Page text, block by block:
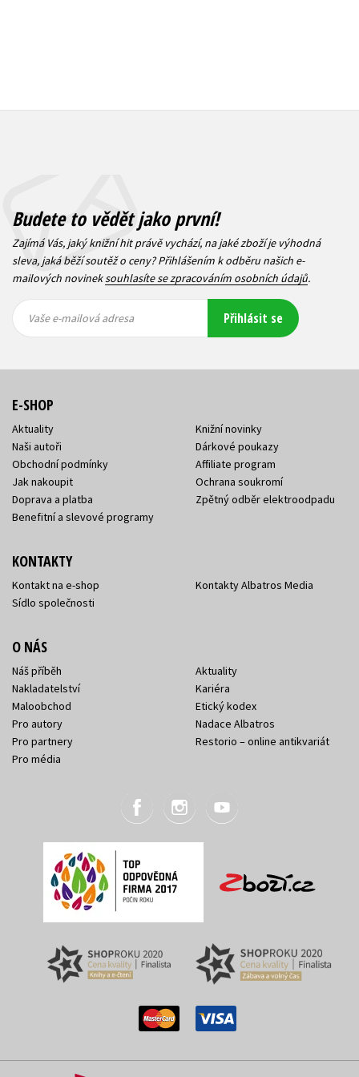
Budete to vědět jako první!
Zajímá Vás, jaký knižní hit právě vychází, na jaké zboží je výhodná
sleva, jaká běží soutěž o ceny? Přihlášením k odběru našich e-
mailových novineksouhlasíte se zpracováním osobních údajů.
mailová
mailová
Vaše e-mailová adresa Přihlásit se
E-SHOP
Aktuality
Naši autoři
Obchodní podmínky
Jak nakoupit
Doprava a platba
Benefitní a slevové programy
Knižní novinky
Dárkové poukazy
Affiliate program
Ochrana soukromí
Zpětný odběr elektroodpadu
KONTAKTY
Kontakt na e-shop
Sídlo společnosti
Kontakty Albatros Media
O NÁS
Náš příběh
Nakladatelství
Maloobchod
Pro autory
Pro partnery
Pro média
Aktuality
Kariéra
Etický kodex
Nadace Albatros
Restorio – online antikvariát